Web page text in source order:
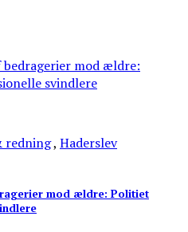
redning, Haderslev
mod ældre: Politiet